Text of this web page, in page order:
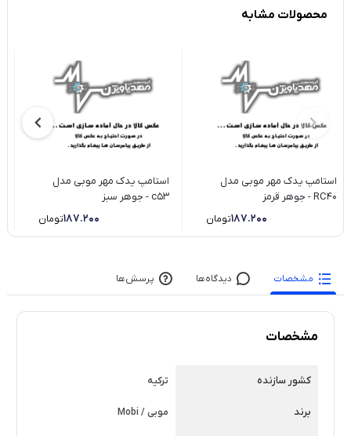
محصولات مشابه
استامپ یدک مهر موبی مدل
RC40 - جوهر قرمز
187.200تومان
استامپ یدک مهر موبی مدل
c53 - جوهر سبز
187.200تومان
مشخصات دیدگاه‌ها پرسش‌ها
مشخصات
کشور سازنده ترکیه
برند موبی / Mobi